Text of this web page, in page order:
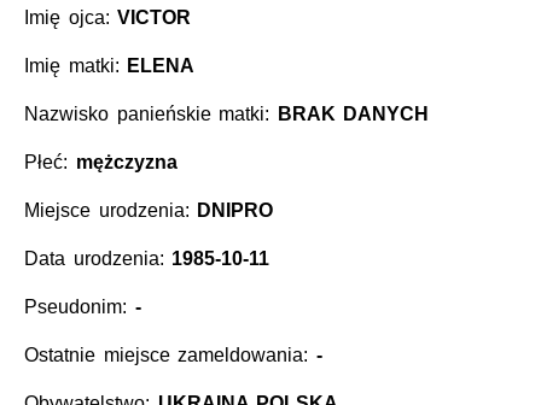
Imię ojca:VICTOR
Imię matki: ELENA
Nazwisko panieńskie matki: BRAK DANYCH
Płeć: mężczyzna
Miejsce urodzenia: DNIPRO
Data urodzenia: 1985-10-11
Pseudonim: -
Ostatnie miejsce zameldowania: -